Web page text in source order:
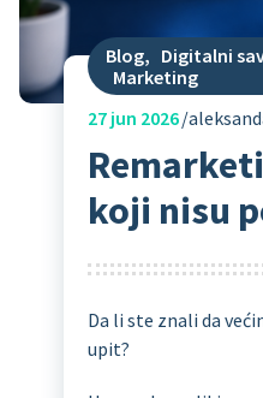
Blog, Digitalni
Marketing
27jun 2026
koji nisu
Da li ste znali da
upit?
+381638900389